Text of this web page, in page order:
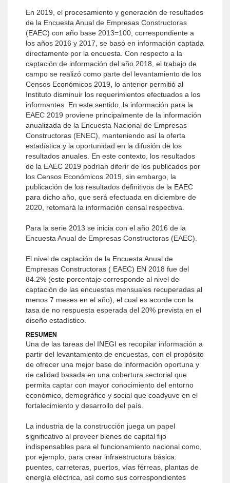
En 2019, el procesamiento y generación de resultados
de la Encuesta Anual de Empresas Constructoras
(EAEC) con año base 2013=100, correspondiente a
los años 2016 y 2017, se basó en información captada
directamente por la encuesta. Con respecto a la
captación de información del año 2018, el trabajo de
campo se realizó como parte del levantamiento de los
Censos Económicos 2019, lo anterior permitió al
Instituto disminuir los requerimientos efectuados a los
informantes. En este sentido, la información para la
EAEC 2019 proviene principalmente de la información
anualizada de la Encuesta Nacional de Empresas
Constructoras (ENEC), manteniendo así la oferta
estadística y la oportunidad en la difusión de los
resultados anuales. En este contexto, los resultados
de la EAEC 2019 podrían diferir de los publicados por
los Censos Económicos 2019, sin embargo, la
publicación de los resultados definitivos de la EAEC
para dicho año, que será efectuada en diciembre de
2020, retomará la información censal respectiva.
Para la serie 2013 se inicia con el año 2016 de la
Encuesta Anual de Empresas Constructoras (EAEC).
El nivel de captación de la Encuesta Anual de
Empresas Constructoras ( EAEC) EN 2018 fue del
84.2% (este porcentaje corresponde al nivel de
captación de las encuestas mensuales recuperadas al
menos 7 meses en el año), el cual es acorde con la
tasa de no respuesta esperada del 20% prevista en el
diseño estadístico.
RESUMEN
Una de las tareas del INEGI es recopilar información a
partir del levantamiento de encuestas, con el propósito
de ofrecer una mejor base de información oportuna y
de calidad basada en una cobertura sectorial que
permita captar con mayor conocimiento del entorno
económico, demográfico y social que coadyuve en el
fortalecimiento y desarrollo del país.
La industria de la construcción juega un papel
significativo al proveer bienes de capital fijo
indispensables para el funcionamiento nacional como,
por ejemplo, para crear infraestructura básica:
puentes, carreteras, puertos, vías férreas, plantas de
energía eléctrica, así como sus correspondientes